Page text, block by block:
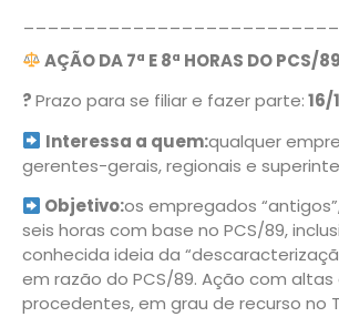
AÇÃO DA 7ª E 8ª HORAS DO PCS/89
?Prazo para se filiar e fazer parte:16/
Interessa a quem:qualquer
gerentes-gerais, regionais e
Objetivo:os empregados
seis horas com base no PCS/89,
conhecida ideia da
em razão do PCS/89. Ação com
procedentes, em grau de recurso no